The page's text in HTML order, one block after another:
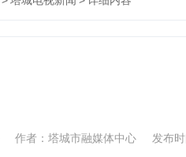
作者：塔城市融媒体中心 发布